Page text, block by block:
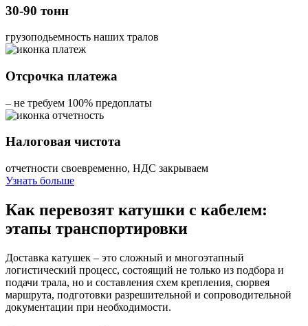
30-90 тонн
грузоподьемность наших тралов
Отсрочка платежа
– не требуем 100% предоплаты
Налоговая чистота
отчетности своевременно, НДС закрываем
Узнать больше
Как перевозят катушки с кабелем:
этапы транспортировки
Доставка катушек – это сложный и многоэтапный
логистический процесс, состоящий не только из подбора и
подачи трала, но и составления схем крепления, сюрвея
маршрута, подготовки разрешительной и сопроводительной
документации при необходимости.